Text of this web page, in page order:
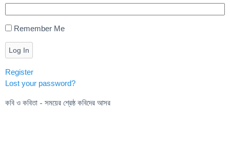
Remember Me
Log In
Register
Lost your password?
কবি ও কবিতা - সময়ের শ্রেষ্ঠ কবিদের আসর